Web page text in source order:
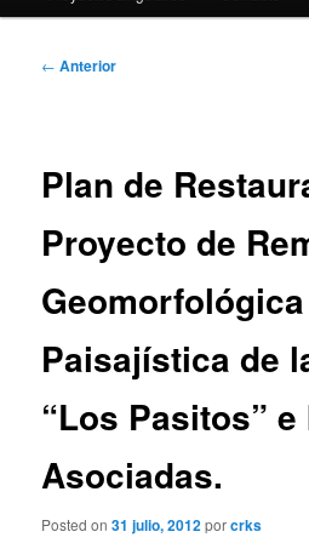
Navegación
← Anterior
Plan de
Proyecto de
Paisajística de
“Los Pasitos”
Asociadas.
Posted on31 julio, 2012porcrks